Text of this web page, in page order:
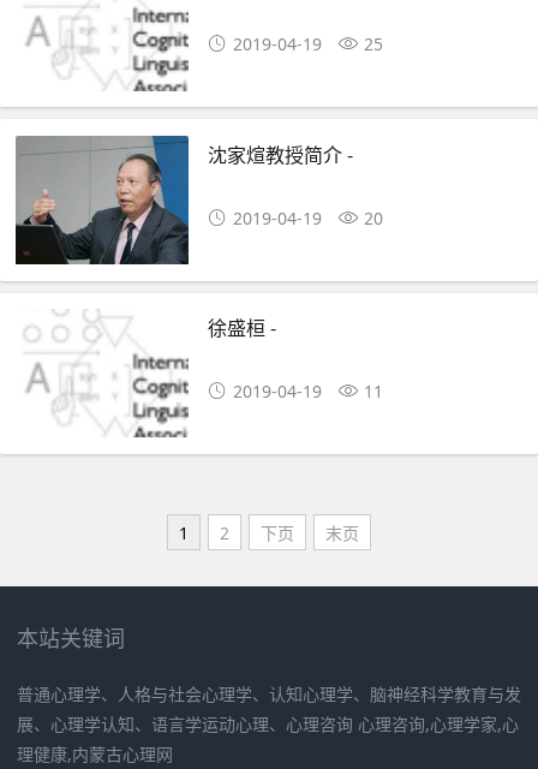
2019-04-19 25
沈家煊教授简介 -
2019-04-19 20
徐盛桓 -
2019-04-19 11
1 2 下页 末页
本站关键词
普通心理学、人格与社会心理学、认知心理学、脑神经科学教育与发
展、心理学认知、语言学运动心理、心理咨询 心理咨询,心理学家,心
理健康,内蒙古心理网